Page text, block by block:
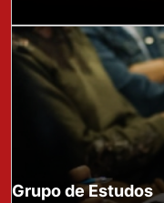
Grupo de Estudos